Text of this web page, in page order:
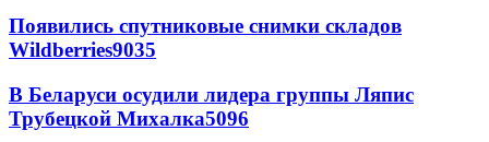
Появились спутниковые снимки складов
Wildberries9035
В Беларуси осудили лидера группы Ляпис
Трубецкой Михалка5096